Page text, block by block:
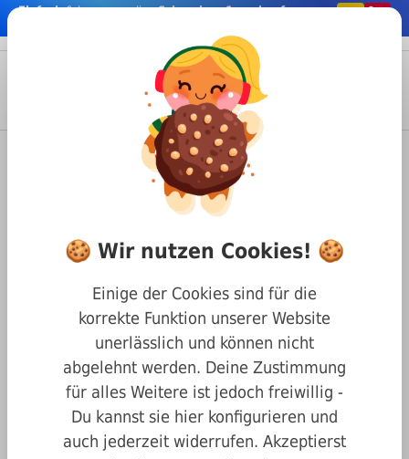
springen
Einfach& bequem onlineSchrauben & co. kaufen
Anmelden
Befestigungstechnik Schrauben
ähnl. DIN 931/933 Sechskantkopf
DIN 931 8.8 vzk 7/16" UNC x
51mm
🍪 Wir nutzen Cookies! 🍪
Einige der Cookies sind für die
korrekte Funktion unserer Website
unerlässlich und können nicht
abgelehnt werden. Deine Zustimmung
für alles Weitere ist jedoch freiwillig -
Du kannst sie hier konfigurieren und
auch jederzeit widerrufen. Akzeptierst